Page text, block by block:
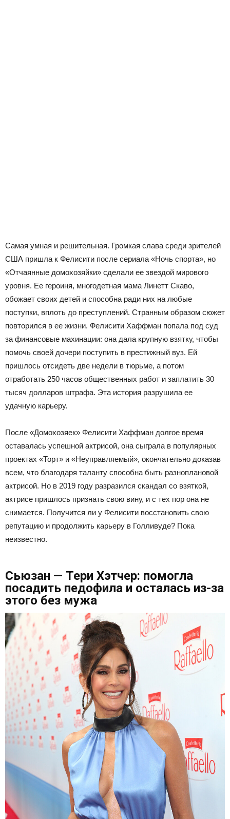
Самая умная и решительная. Громкая слава среди зрителей
США пришла к Фелисити после сериала «Ночь спорта», но
«Отчаянные домохозяйки» сделали ее звездой мирового
уровня. Ее героиня, многодетная мама Линетт Скаво,
обожает своих детей и способна ради них на любые
поступки, вплоть до преступлений. Странным образом сюжет
повторился в ее жизни. Фелисити Хаффман попала под суд
за финансовые махинации: она дала крупную взятку, чтобы
помочь своей дочери поступить в престижный вуз. Ей
пришлось отсидеть две недели в тюрьме, а потом
отработать 250 часов общественных работ и заплатить 30
тысяч долларов штрафа. Эта история разрушила ее
удачную карьеру.
После «Домохозяек» Фелисити Хаффман долгое время
оставалась успешной актрисой, она сыграла в популярных
проектах «Торт» и «Неуправляемый», окончательно доказав
всем, что благодаря таланту способна быть разноплановой
актрисой. Но в 2019 году разразился скандал со взяткой,
актрисе пришлось признать свою вину, и с тех пор она не
снимается. Получится ли у Фелисити восстановить свою
репутацию и продолжить карьеру в Голливуде? Пока
неизвестно.
Сьюзан — Тери Хэтчер: помогла
посадить педофила и осталась из-за
этого без мужа